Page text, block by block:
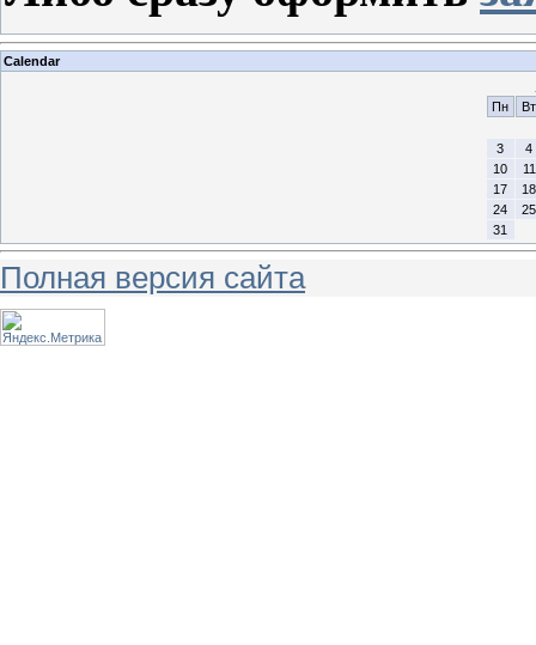
Calendar
Пн
Вт
3
4
10
11
17
18
24
25
31
Полная версия сайта